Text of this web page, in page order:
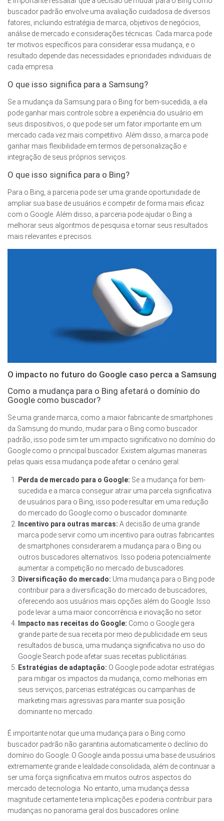
buscador padrão envolve uma avaliação cuidadosa de diversos
fatores, incluindo estratégia de marca, objetivos de negócios,
análise de mercado e considerações técnicas. Cada marca pode
ter motivos específicos para considerar essa mudança, e o
resultado depende das necessidades e prioridades individuais de
cada empresa.
O que isso significa para a Samsung?
Se a mudança da Samsung para o Bing for bem-sucedida, a ela
pode ganhar mais controle sobre a experiência do usuário em
seus dispositivos, o que pode ser um fator importante em um
mercado cada vez mais competitivo. Além disso, a marca pode
ganhar mais flexibilidade em termos de personalização e
integração de seus próprios serviços.
O que isso significa para o Bing?
Para o Bing, a parceria pode ser uma grande oportunidade de
ampliar sua base de usuários e competir de forma mais eficaz
com o Google. Além disso, a parceria pode ajudar o Bing a
melhorar seus algoritmos de pesquisa e tornar seus resultados
mais relevantes e precisos.
O impacto no futuro do Google caso perca a Samsung
Como a mudança para o Bing afetará o domínio do
Google como buscador?
Se uma grande marca, como a maior fabricante de smartphones
da Samsung do mundo, mudar para o Bing como buscador
padrão, isso pode sim ter um impacto significativo no domínio do
Google como o principal buscador. Existem algumas maneiras
pelas quais essa mudança pode afetar o cenário geral:
Perda de mercado para o Google: Se a mudança for bem-
sucedida e a marca conseguir atrair uma parcela significativa
de usuários para o Bing, isso pode resultar em uma redução
do mercado do Google como o buscador dominante.
Incentivo para outras marcas: A decisão de uma grande
marca pode servir como um incentivo para outras fabricantes
de smartphones considerarem a mudança para o Bing ou
outros buscadores alternativos. Isso poderia potencialmente
aumentar a competição no mercado de buscadores.
Diversificação do mercado: Uma mudança para o Bing pode
contribuir para a diversificação do mercado de buscadores,
oferecendo aos usuários mais opções além do Google. Isso
pode levar a uma maior concorrência e inovação no setor.
Impacto nas receitas do Google: Como o Google gera
grande parte de sua receita por meio de publicidade em seus
resultados de busca, uma mudança significativa no uso do
Google Search pode afetar suas receitas publicitárias.
Estratégias de adaptação: O Google pode adotar estratégias
para mitigar os impactos da mudança, como melhorias em
seus serviços, parcerias estratégicas ou campanhas de
marketing mais agressivas para manter sua posição
dominante no mercado.
É importante notar que uma mudança para o Bing como
buscador padrão não garantiria automaticamente o declínio do
domínio do Google. O Google ainda possui uma base de usuários
extremamente grande e lealdade consolidada, além de continuar a
ser uma força significativa em muitos outros aspectos do
mercado de tecnologia. No entanto, uma mudança dessa
magnitude certamente teria implicações e poderia contribuir para
mudanças no panorama geral dos buscadores online.